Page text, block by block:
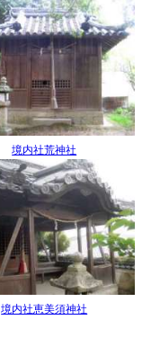
境内社荒神社
境内社恵美須神社